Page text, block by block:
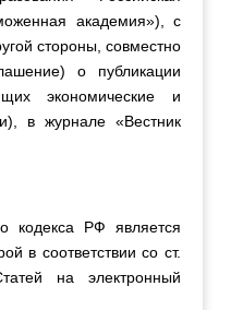
академия»), с
стороны, совместно
о публикации
экономические и
в журнале «Вестник
кодекса РФ является
в соответствии со ст.
на электронный